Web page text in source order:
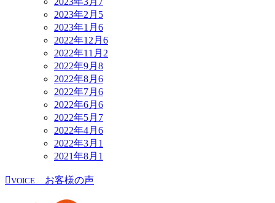
2023年2月 5
2023年1月 6
2022年12月 6
2022年11月 2
2022年9月 8
2022年8月 6
2022年7月 6
2022年6月 6
2022年5月 7
2022年4月 6
2022年3月 1
2021年8月 1
VOICE お客様の声